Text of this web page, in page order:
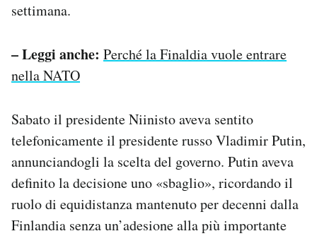
settimana.
– Leggi anche: Perché la Finaldia vuole entrare
nella NATO
Sabato il presidente Niinisto aveva sentito
telefonicamente il presidente russo Vladimir Putin,
annunciandogli la scelta del governo. Putin aveva
definito la decisione uno «sbaglio», ricordando il
ruolo di equidistanza mantenuto per decenni dalla
Finlandia senza un’adesione alla più importante